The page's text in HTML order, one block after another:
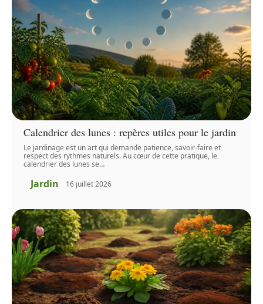
Calendrier des lunes : repères utiles pour le jardin
Le jardinage est un art qui demande patience, savoir-faire et
respect des rythmes naturels. Au cœur de cette pratique, le
calendrier des lunes se…
Jardin 16 juillet 2026